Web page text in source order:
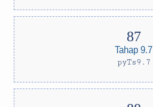
Tahap 9.7
pyTs9.7